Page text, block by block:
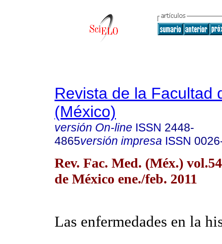
Revista de la Facultad
(México)
versión On-line ISSN 2448-
4865versión impresa ISSN
Rev. Fac. Med. (Méx.)
de México ene./feb. 2011
Las enfermedades en la